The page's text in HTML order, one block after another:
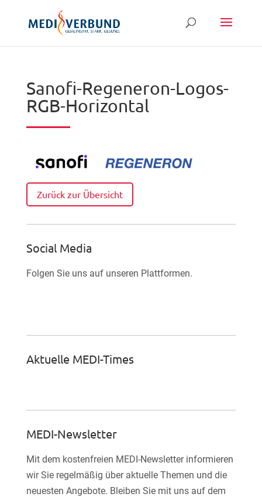
Sanofi-Regeneron-Logos-
RGB-Horizontal
Zurück zur Übersicht
Social Media
Folgen Sie uns auf unseren Plattformen.
Aktuelle MEDI-Times
MEDI-Newsletter
Mit dem kostenfreien MEDI-Newsletter informieren
wir Sie regelmäßig über aktuelle Themen und die
neuesten Angebote. Bleiben Sie mit uns auf dem